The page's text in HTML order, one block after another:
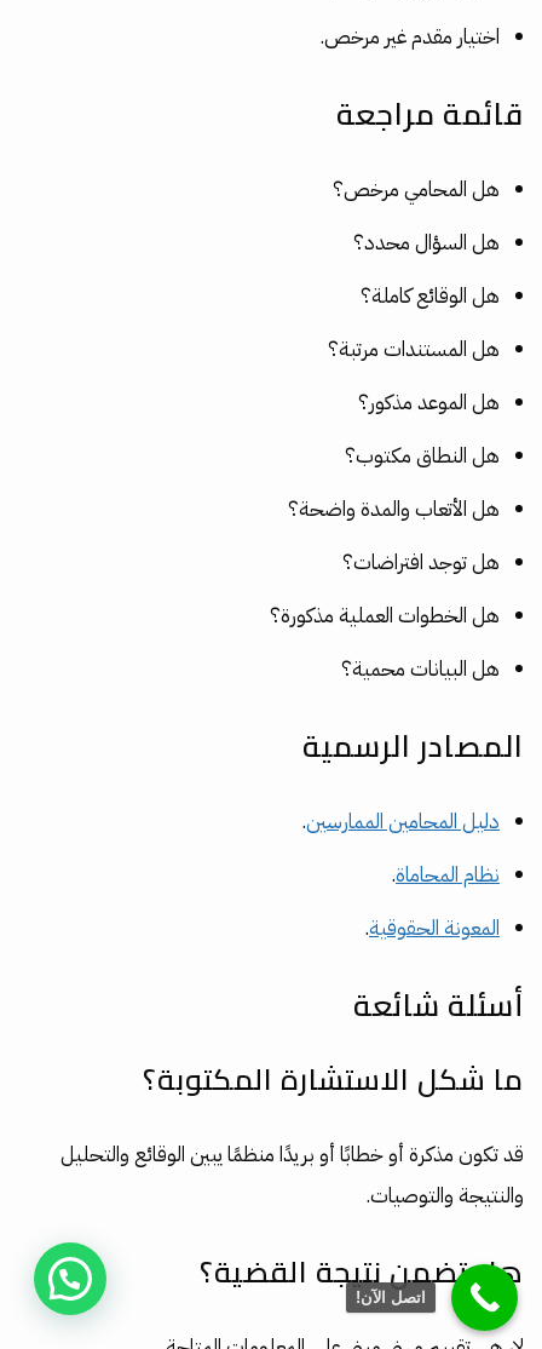
اختيار مقدم غير مرخص.
قائمة مراجعة
هل المحامي مرخص؟
هل السؤال محدد؟
هل الوقائع كاملة؟
هل المستندات مرتبة؟
هل الموعد مذكور؟
هل النطاق مكتوب؟
هل الأتعاب والمدة واضحة؟
هل توجد افتراضات؟
هل الخطوات العملية مذكورة؟
هل البيانات محمية؟
المصادر الرسمية
دليل المحامين الممارسين.
نظام المحاماة.
المعونة الحقوقية.
أسئلة شائعة
ما شكل الاستشارة المكتوبة؟
قد تكون مذكرة أو خطابًا أو بريدًا منظمًا يبين الوقائع والتحليل
والنتيجة والتوصيات.
هل تضمن نتيجة القضية؟
اتصل الآن!